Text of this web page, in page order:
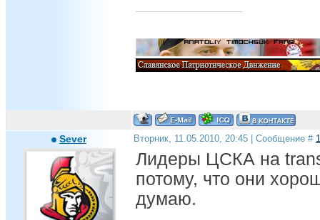
Sever Вторник, 11.05.2010, 20:45 | Сообщение #
Лидеры ЦСКА на
потому, что они
думаю.